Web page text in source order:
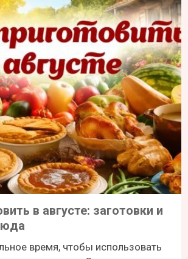
в августе: заготовки и
время, чтобы использовать